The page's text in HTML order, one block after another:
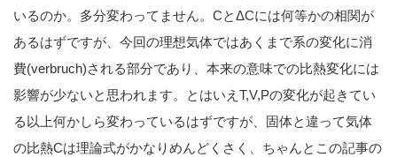
いるのか。多分変わってません。CとΔCには何等かの相関が
あるはずですが、今回の理想気体ではあくまで系の変化に消
費(verbruch)される部分であり、本来の意味での比熱変化には
影響が少ないと思われます。とはいえT,V,Pの変化が起きてい
る以上何かしら変わっているはずですが、固体と違って気体
の比熱Cは理論式がかなりめんどくさく、ちゃんとこの記事の